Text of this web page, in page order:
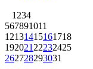
1 234
567891011
12131415161718
192021 22232425
262728293031